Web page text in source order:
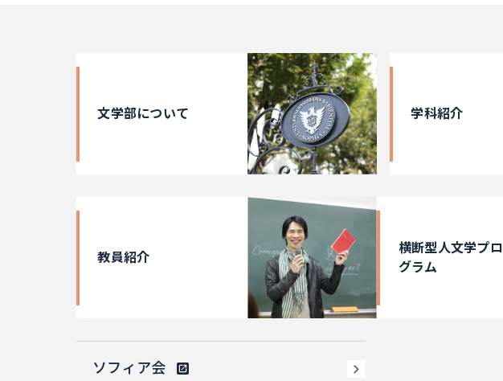
文学部について 学科紹介
教員紹介
横断型人文学プロ
グラム
ソフィア会